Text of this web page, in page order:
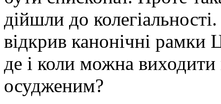
дійшли до
відкрив канонічні рамки
де і коли можна
осудженим?